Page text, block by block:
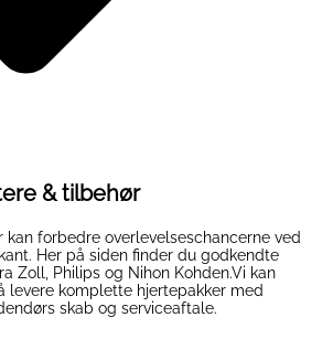
& tilbehør
kan forbedre overlevelseschancerne ved
Her på siden finder du godkendte
Zoll, Philips og Nihon Kohden.Vi kan
levere komplette hjertepakker med
skab og serviceaftale.